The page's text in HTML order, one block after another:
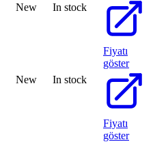
New In stock
New In stock
Fiyatı
göster
Fiyatı
göster